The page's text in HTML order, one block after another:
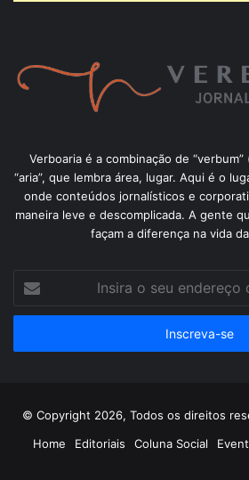
Verboaria é a combinação de
“aria”, que lembra área, lugar. Aqui é o
onde conteúdos jornalísticos e
maneira leve e descomplicada. A gente
façam a diferença na vida
seu
de
© Copyright 2026, Todos os direitos
Home
Editoriais Coluna Social